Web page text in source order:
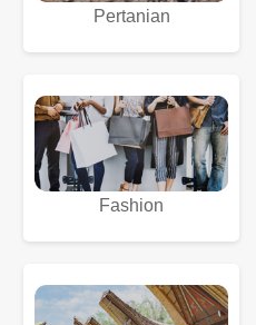
Pertanian
Fashion